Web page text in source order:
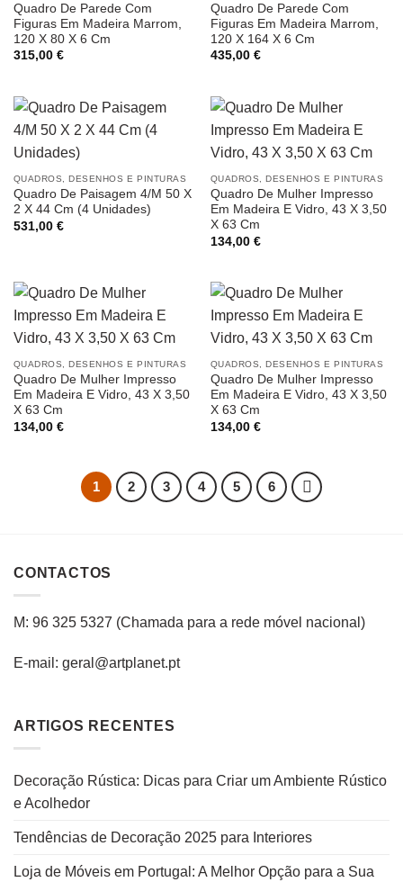
Quadro De Parede Com
Figuras Em Madeira Marrom,
120 X 80 X 6 Cm
315,00 €
Quadro De Parede Com
Figuras Em Madeira Marrom,
120 X 164 X 6 Cm
435,00 €
QUADROS, DESENHOS E PINTURAS
Quadro De Paisagem 4/M 50 X
2 X 44 Cm (4 Unidades)
531,00 €
QUADROS, DESENHOS E PINTURAS
Quadro De Mulher Impresso
Em Madeira E Vidro, 43 X 3,50
X 63 Cm
134,00 €
QUADROS, DESENHOS E PINTURAS
Quadro De Mulher Impresso
Em Madeira E Vidro, 43 X 3,50
X 63 Cm
134,00 €
QUADROS, DESENHOS E PINTURAS
Quadro De Mulher Impresso
Em Madeira E Vidro, 43 X 3,50
X 63 Cm
134,00 €
1 2 3 4 5 6
CONTACTOS
M: 96 325 5327 (Chamada para a rede móvel nacional )
E-mail: geral@artplanet.pt
ARTIGOS RECENTES
Decoração Rústica: Dicas para Criar um Ambiente Rústico
e Acolhedor
Tendências de Decoração 2025 para Interiores
Loja de Móveis em Portugal: A Melhor Opção para a Sua